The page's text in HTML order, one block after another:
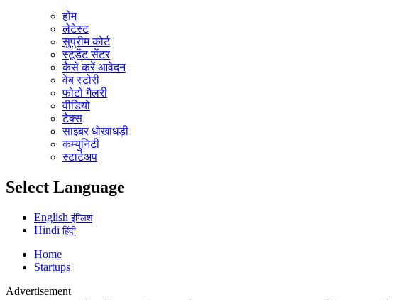
होम
लेटेस्ट
सुप्रीम कोर्ट
स्टूडेंट सेंटर
कैसे करें आवेदन
वेब स्टोरी
फोटो गैलरी
वीडियो
टैक्स
साइबर धोखाधड़ी
कम्युनिटी
स्टार्टअप
Select Language
Englishइंग्लिश
Hindiहिंदी
Home
Startups
Advertisement